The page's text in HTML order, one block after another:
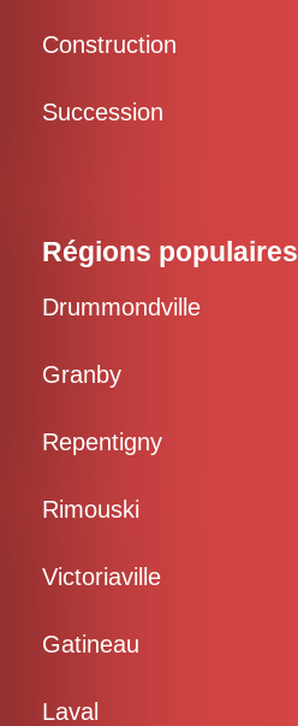
Construction
Succession
Régions populaires
Drummondville
Granby
Repentigny
Rimouski
Victoriaville
Gatineau
Laval